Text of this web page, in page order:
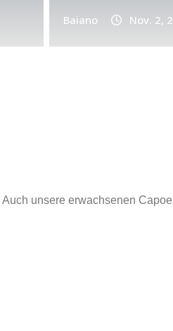
Baiano Nov. 2,
Auch unsere erwachsenen